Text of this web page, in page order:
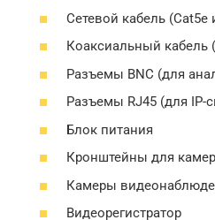
Сетевой кабель (Cat5e
Коаксиальный кабель
Разъемы BNC (для
Разъемы RJ45 (для IP-
Блок питания
Кронштейны для камер
Камеры
Видеорегистратор